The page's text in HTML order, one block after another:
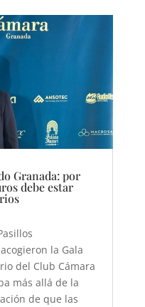
Granada: por
debe estar
la Gala
del Club Cámara
más allá de la
de que las